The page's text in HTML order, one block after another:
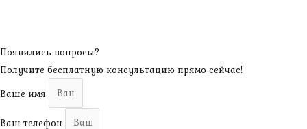
Появились вопросы?
Получите бесплатную консультацию прямо сейчас!
Ваше имя
Ваш телефон